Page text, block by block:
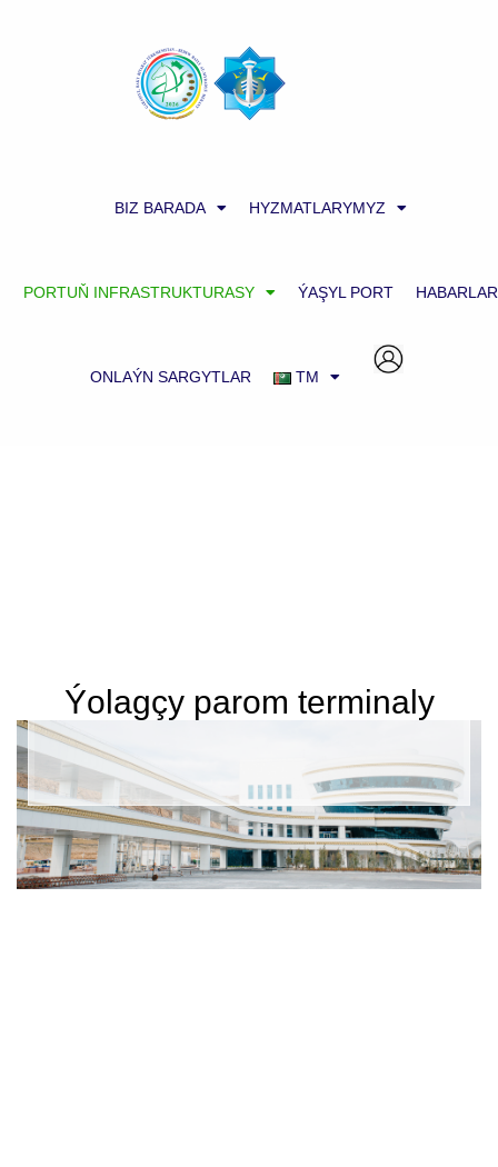
BIZ BARADA HYZMATLARYMYZ
PORTUŇ INFRASTRUKTURASY ÝAŞYL PORT HABARLAR
ONLAÝN SARGYTLAR TM
Ýolagçy parom terminaly